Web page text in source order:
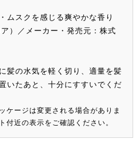
ムスクを感じる爽やかな香り
）／メーカー・発売元：株式
髪の水気を軽く切り、適量を髪
いたあと、十分にすすいでくだ
ケージは変更される場合がありま
付近の表示をご確認ください。